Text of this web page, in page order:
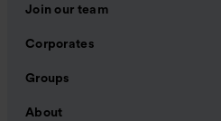
Join our team
Corporates
Groups
About